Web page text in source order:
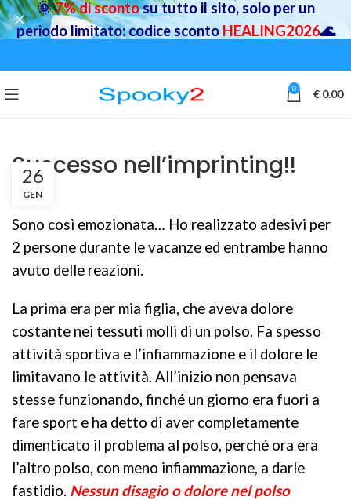
0 € 0.00
Successo nell’imprinting!!
26
GEN
Sono così emozionata… Ho realizzato adesivi per
2 persone durante le vacanze ed entrambe hanno
avuto delle reazioni.
La prima era per mia figlia, che aveva dolore
costante nei tessuti molli di un polso. Fa spesso
attività sportiva e l’infiammazione e il dolore le
limitavano le attività. All’inizio non pensava
stesse funzionando, finché un giorno era fuori a
fare sport e ha detto di aver completamente
dimenticato il problema al polso, perché ora era
l’altro polso, con meno infiammazione, a darle
fastidio. Nessun disagio o dolore nel polso
🌞7% di scontosu tutto il sito, solo per un
periodo limitato: codice sconto HEALING2026🌊